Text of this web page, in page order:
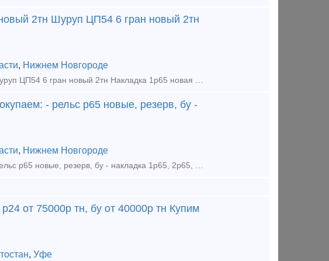
2тн Шуруп ЦП54 6 гран новый 2тн
, Нижнем Новгороде
Накладка 2р65 новая 22г 1тн Шуруп 24х170 новый 2тн Шуруп ЦП54 6 гран новый 2тн Накладка 1р65 новая 22г 2,5тн Костыль 16х16х165 новый 8тн Клеммный болт 22х75 голый новый 2,5тн Закладн
- рельс р65 новые, резерв, бу -
, Нижнем Новгороде
Продаем: - накладка 1р65 новая 2022г 8тн Покупаем: - рельс р65 новые, резерв, бу - накладка 1р65, 2р65, 1р50 новая, резерв, бу - подкладка кб65, кд65, д65, дн6-65, сд65, ск65, кб50, кд50
от 75000р тн, бу от 40000р тн Купим
, Уфе